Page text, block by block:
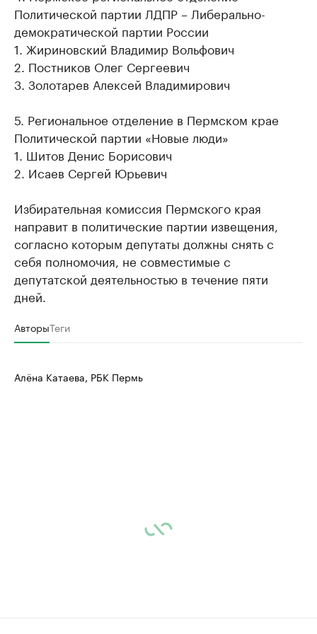
Политической партии ЛДПР – Либерально-
демократической партии России
1. Жириновский Владимир Вольфович
2. Постников Олег Сергеевич
3. Золотарев Алексей Владимирович
5. Региональное отделение в Пермском крае
Политической партии «Новые люди»
1. Шитов Денис Борисович
2. Исаев Сергей Юрьевич
Избирательная комиссия Пермского края
направит в политические партии извещения,
согласно которым депутаты должны снять с
себя полномочия, не совместимые с
депутатской деятельностью в течение пяти
дней.
АвторыТеги
Алёна Катаева, РБК Пермь